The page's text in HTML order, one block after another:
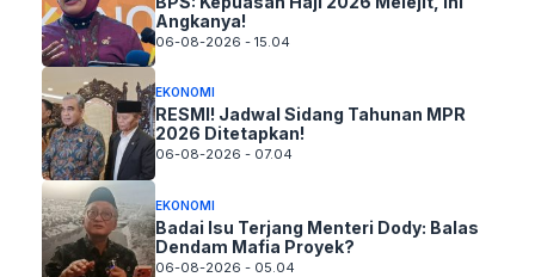
Angkanya!
06-08-2026 - 15.04
EKONOMI
RESMI! Jadwal Sidang Tahunan MPR
2026 Ditetapkan!
06-08-2026 - 07.04
EKONOMI
Badai Isu Terjang Menteri Dody: Balas
Dendam Mafia Proyek?
06-08-2026 - 05.04